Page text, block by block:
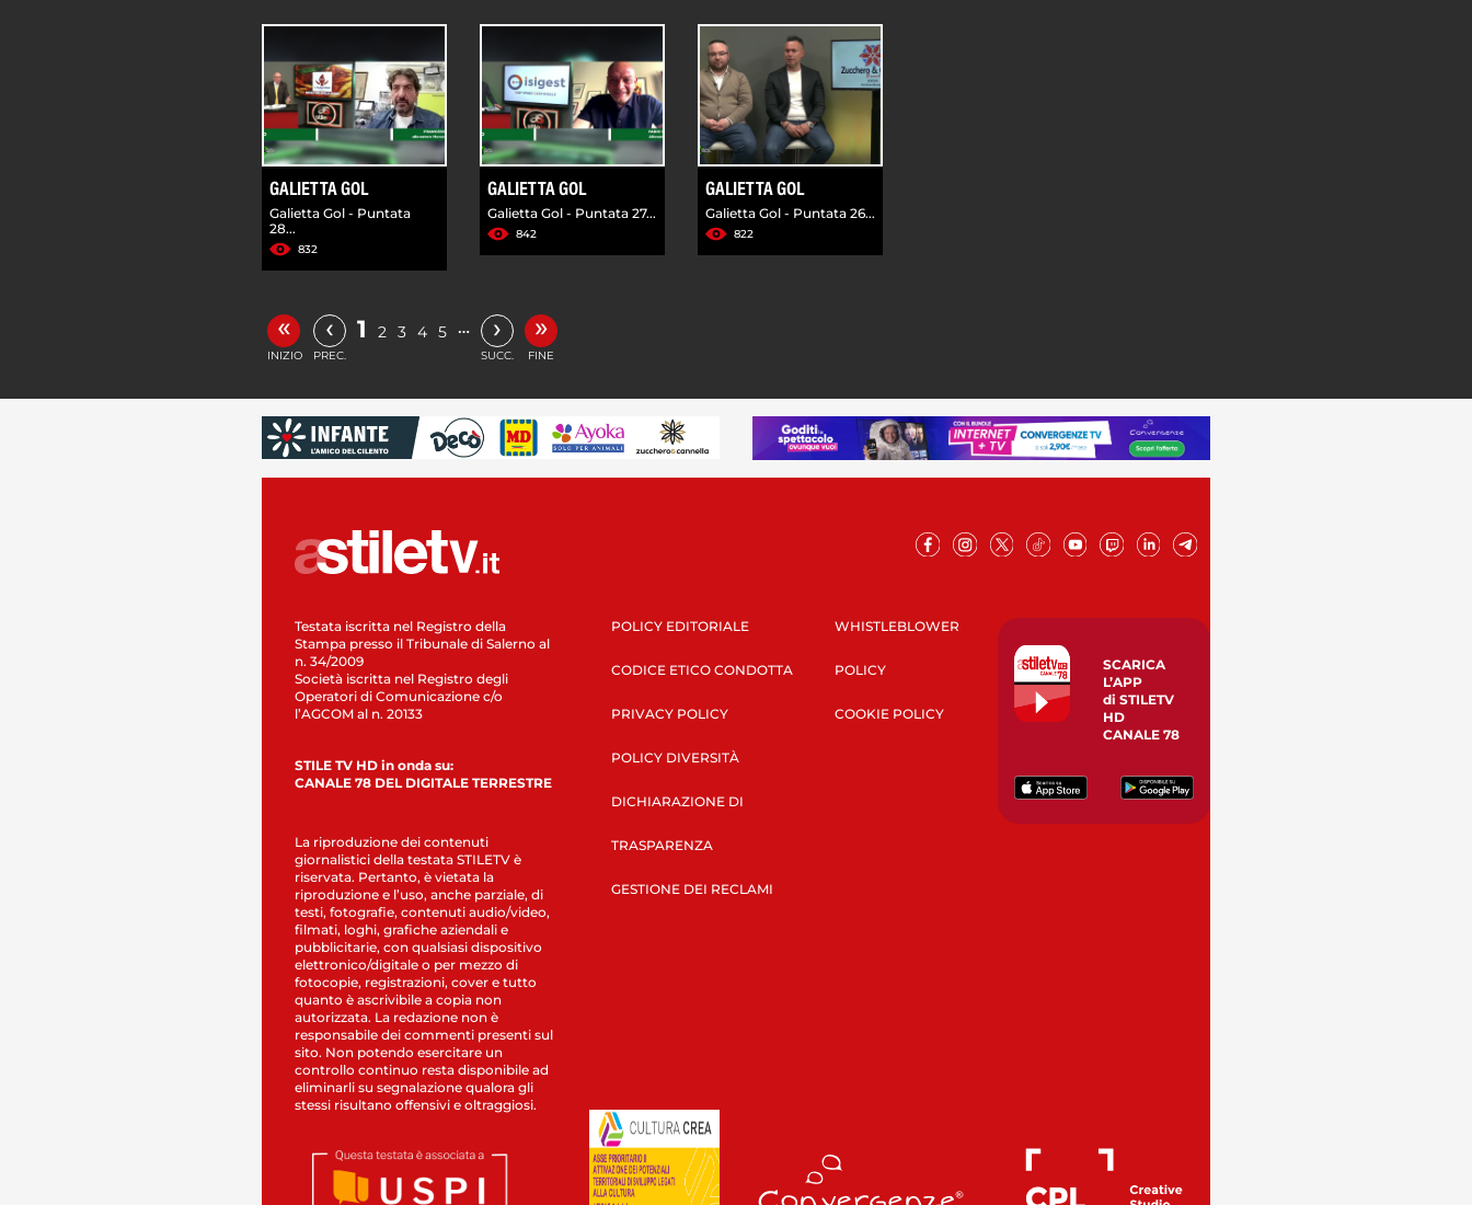
GALIETTA GOL
Galietta Gol - Puntata
28...
832
GALIETTA GOL
Galietta Gol - Puntata 27...
842
GALIETTA GOL
Galietta Gol - Puntata 26...
822
«
INIZIO
‹
PREC.
1 2 3 4 5 … ›
SUCC.
»
FINE
Testata iscritta nel Registro della
Stampa presso il Tribunale di Salerno al
n. 34/2009
Società iscritta nel Registro degli
Operatori di Comunicazione c/o
l’AGCOM al n. 20133
STILE TV HD in onda su:
CANALE 78 DEL DIGITALE TERRESTRE
La riproduzione dei contenuti
giornalistici della testata STILETV è
riservata. Pertanto, è vietata la
riproduzione e l’uso, anche parziale, di
testi, fotografie, contenuti audio/video,
filmati, loghi, grafiche aziendali e
pubblicitarie, con qualsiasi dispositivo
elettronico/digitale o per mezzo di
fotocopie, registrazioni, cover e tutto
quanto è ascrivibile a copia non
autorizzata. La redazione non è
responsabile dei commenti presenti sul
sito. Non potendo esercitare un
controllo continuo resta disponibile ad
eliminarli su segnalazione qualora gli
stessi risultano offensivi e oltraggiosi.
POLICY EDITORIALE
CODICE ETICO CONDOTTA
PRIVACY POLICY
POLICY DIVERSITÀ
DICHIARAZIONE DI
TRASPARENZA
GESTIONE DEI RECLAMI
WHISTLEBLOWER
POLICY
COOKIE POLICY
SCARICA
L’APP
di STILETV
HD
CANALE 78